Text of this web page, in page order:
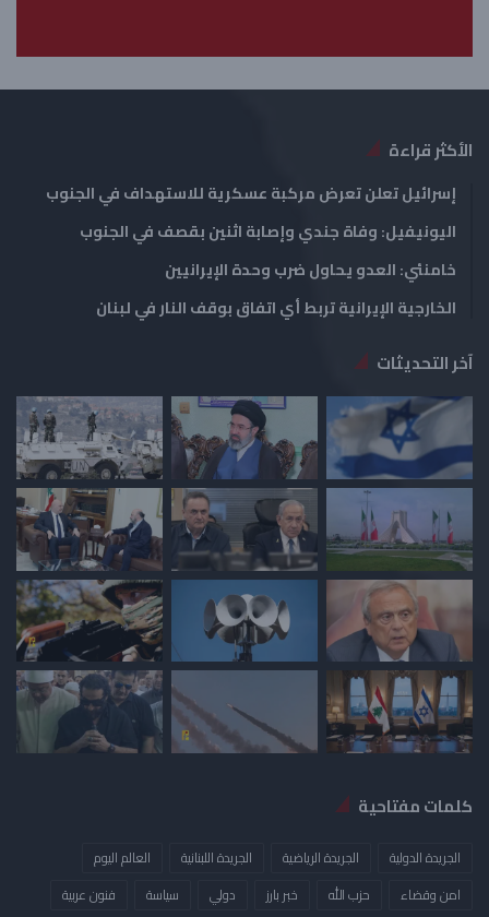
ق
ة
ي
ة
الأكثر قراءة
إسرائيل تعلن تعرض مركبة عسكرية للاستهداف في الجنوب
اليونيفيل: وفاة جندي وإصابة اثنين بقصف في الجنوب
خامنئي: العدو يحاول ضرب وحدة الإيرانيين
الخارجية الإيرانية تربط أي اتفاق بوقف النار في لبنان
آخر التحديثات
كلمات مفتاحية
الجريدة الدولية الجريدة الرياضية الجريدة اللبنانية
العالم اليوم
امن وقضاء
حزب الله خبر بارز دولي سياسة
فنون عربية